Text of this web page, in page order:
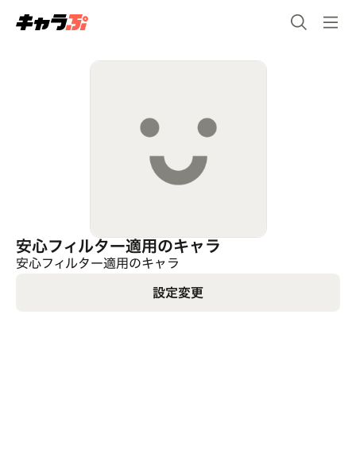
安心フィルター適用のキャラ
安心フィルター適用のキャラ
設定変更